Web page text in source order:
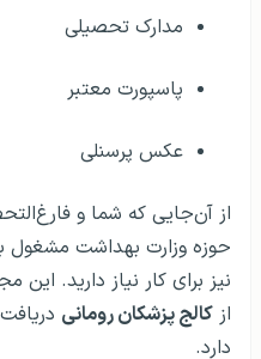
مدارک تحصیلی
پاسپورت معتبر
عکس پرسنلی
از آن‌جایی که شما و
حوزه وزارت بهداشت مشغول
نیز برای کار نیاز دارید. این
از کالج پزشکان رومانی
دارد.